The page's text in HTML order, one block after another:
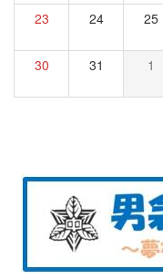
23 24 25
30 31 1